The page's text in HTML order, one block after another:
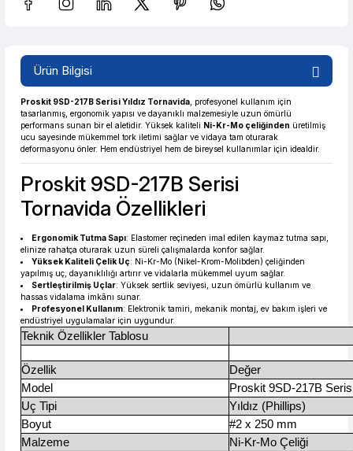
Güvenilir Alışveriş 67,44 TL den başlayan taksitlerle! x 9
Ürün Bilgisi
Proskit 9SD-217B Serisi Yıldız Tornavida , profesyonel kullanım için
tasarlanmış, ergonomik yapısı ve dayanıklı malzemesiyle uzun ömürlü
performans sunan bir el aletidir. Yüksek kaliteli Ni-Kr-Mo çeliğinden üretilmiş
ucu sayesinde mükemmel tork iletimi sağlar ve vidaya tam oturarak
deformasyonu önler. Hem endüstriyel hem de bireysel kullanımlar için idealdir.
Proskit 9SD-217B Serisi
Tornavida Özellikleri
Ergonomik Tutma Sapı: Elastomer reçineden imal edilen kaymaz tutma sapı,
elinize rahatça oturarak uzun süreli çalışmalarda konfor sağlar.
Yüksek Kaliteli Çelik Uç: Ni-Kr-Mo (Nikel-Krom-Molibden) çeliğinden
yapılmış uç, dayanıklılığı artırır ve vidalarla mükemmel uyum sağlar.
Sertleştirilmiş Uçlar: Yüksek sertlik seviyesi, uzun ömürlü kullanım ve
hassas vidalama imkânı sunar.
Profesyonel Kullanım: Elektronik tamiri, mekanik montaj, ev bakım işleri ve
endüstriyel uygulamalar için uygundur.
Teknik Özellikler Tablosu
Özellik
Değer
Model
Proskit 9SD-217B
Uç Tipi
Yıldız (Phillips)
Boyut
#2 x 250 mm
Malzeme
Ni-Kr-Mo Çeliği